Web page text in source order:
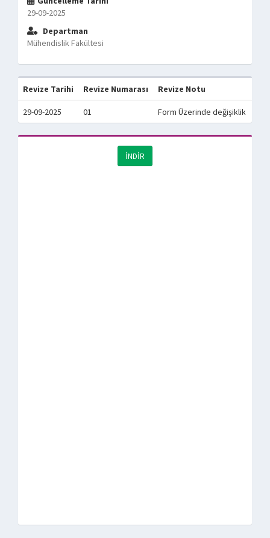
29-09-2025
Departman
Mühendislik Fakültesi
Revize Tarihi Revize Numarası Revize Notu
29-09-2025 01 Form Üzerinde değişiklik
İNDİR